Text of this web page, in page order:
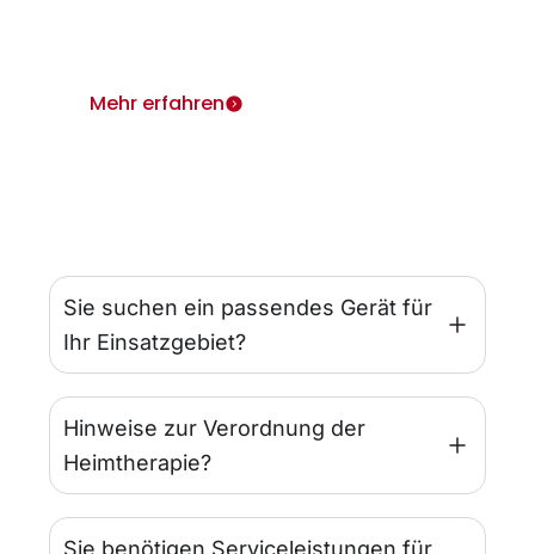
Sie suchen ein passendes Gerät für
Ihr Einsatzgebiet?
Hinweise zur Verordnung der
Heimtherapie?
Sie benötigen Serviceleistungen für
Mehr erfahren